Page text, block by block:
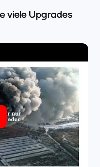
viele Upgrades